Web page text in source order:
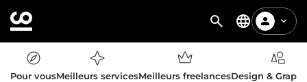
Pour vousMeilleurs servicesMeilleurs freelancesDesign &